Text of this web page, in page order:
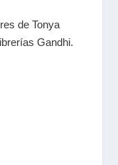
de Tonya
Gandhi.